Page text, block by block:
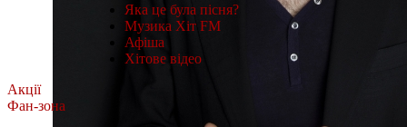
Яка це була пісня?
Музика Хіт FM
Афіша
Хітове відео
Акції
Фан-зона